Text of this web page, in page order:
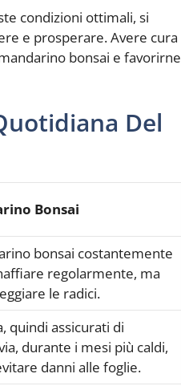
condizioni ottimali, si
e prosperare. Avere cura
bonsai e favorirne
Del
Bonsai
bonsai costantemente
regolarmente, ma
le radici.
quindi assicurati di
durante i mesi più caldi,
danni alle foglie.